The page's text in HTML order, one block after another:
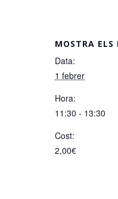
MOSTRA ELS
Data:
1 febrer
Hora:
11:30 - 13:30
Cost:
2,00€